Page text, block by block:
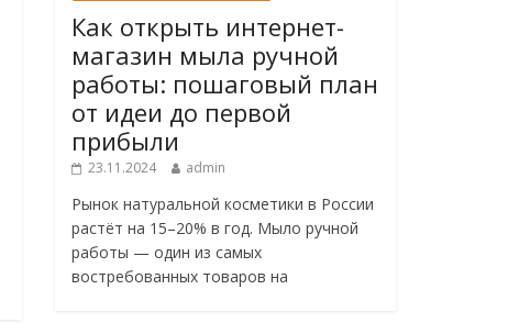
Как открыть интернет-
магазин мыла ручной
работы: пошаговый план
от идеи до первой
прибыли
23.11.2024 admin
Рынок натуральной косметики в России
растёт на 15–20% в год. Мыло ручной
работы — один из самых
востребованных товаров на